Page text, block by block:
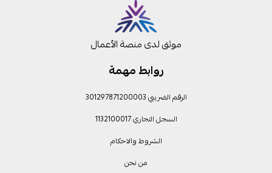
روابط مهمة
الرقم الضريبي 301297871200003
السجل التجاري 1132100017
الشروط والاحكام
من نحن
موثق لدى منصة الأعمال